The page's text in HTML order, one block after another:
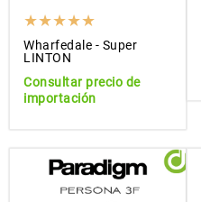
Wharfedale - Super
LINTON
Consultar precio de
importación